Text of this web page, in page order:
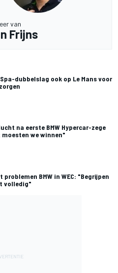
van
Frijns
Spa-dubbelslag ook op Le Mans voor
na eerste BMW Hypercar-zege
moesten we winnen"
problemen BMW in WEC: "Begrijpen
volledig"